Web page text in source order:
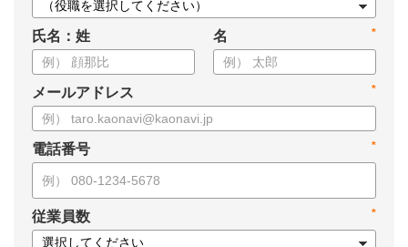
氏名：姓 *
名
*
メールアドレス
*
電話番号
*
従業員数